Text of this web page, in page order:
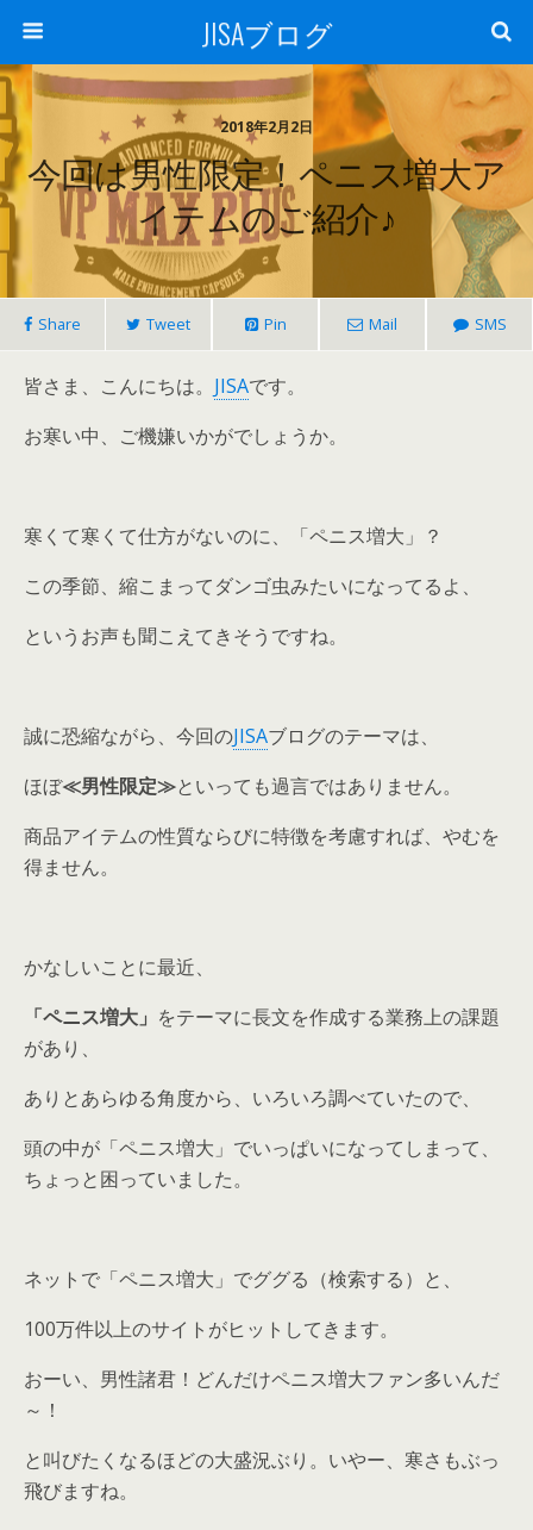
JISAブログ
2018年2月2日
今回は男性限定！ペニス増大ア
イテムのご紹介♪
Share Tweet Pin Mail SMS
皆さま、こんにちは。 JISAです。
お寒い中、ご機嫌いかがでしょうか。
寒くて寒くて仕方がないのに、「ペニス増大」？
この季節、縮こまってダンゴ虫みたいになってるよ、
というお声も聞こえてきそうですね。
誠に恐縮ながら、今回のJISAブログのテーマは、
ほぼ≪男性限定≫といっても過言ではありません。
商品アイテムの性質ならびに特徴を考慮すれば、やむを
得ません。
かなしいことに最近、
「ペニス増大」 をテーマに長文を作成する業務上の課題
があり、
ありとあらゆる角度から、いろいろ調べていたので、
頭の中が「ペニス増大」でいっぱいになってしまって、
ちょっと困っていました。
ネットで「ペニス増大」でググる（検索する）と、
100万件以上のサイトがヒットしてきます。
おーい、男性諸君！どんだけペニス増大ファン多いんだ
～！
と叫びたくなるほどの大盛況ぶり。いやー、寒さもぶっ
飛びますね。